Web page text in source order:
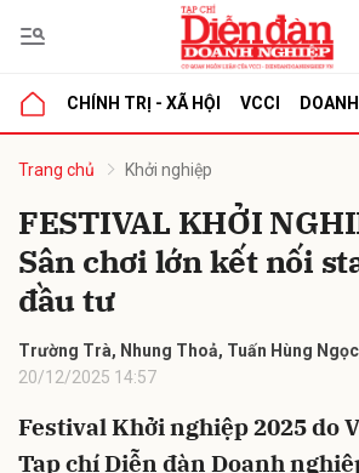
CHÍNH TRỊ - XÃ HỘI VCCI
Trang chủ Khởi nghiệp
FESTIVAL KHỞI
Sân chơi lớn kết nối
đầu tư
Trường Trà, Nhung Thoả, Tuấn Hùng
20/12/2025 14:57
Festival Khởi nghiệp 2025 do
Tạp chí Diễn đàn Doanh
luận